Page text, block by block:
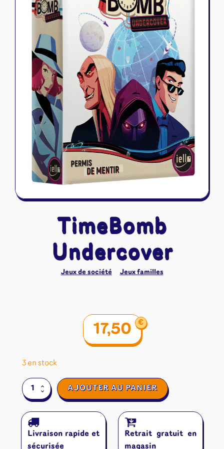
Naruto Mythos
Autres
Tapis de jeu
TimeBomb
Undercover
Jeux de société Jeux familles
17,50 €
3 en stock
quantité
de
Undercover
AJOUTER AU PANIER
Livraison rapide et
sécurisée
Retrait gratuit en
magasin